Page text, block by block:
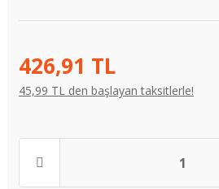
426,91 TL
45,99 TL den başlayan taksitlerle!